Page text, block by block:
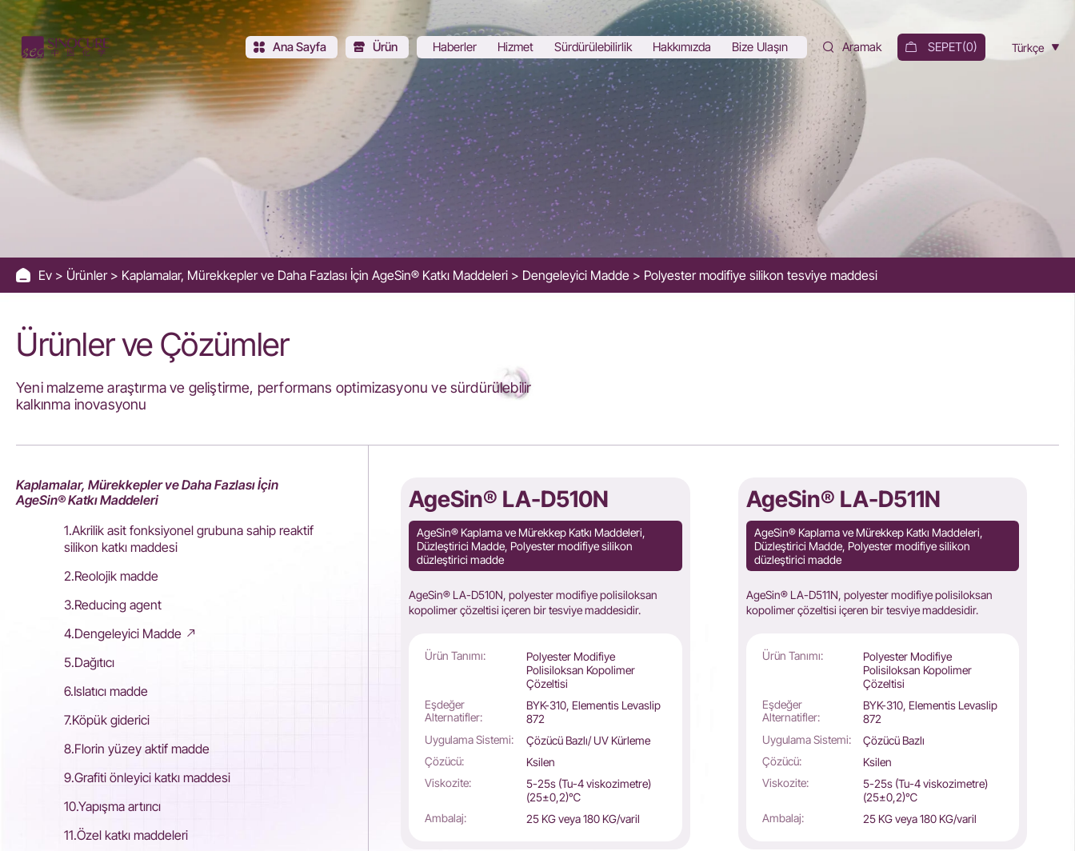
Polyester
modifiye
silikon
tesviye
maddesi
Ana Sayfa Ürün Haberler Hizmet Sürdürülebilirlik Hakkımızda Bize Ulaşın Aramak SEPET(0) Türkçe
Ev Ürünler Kaplamalar, Mürekkepler ve Daha Fazlası İçin AgeSin® Katkı Maddeleri Dengeleyici Madde Polyester modifiye silikon tesviye maddesi
Ürünler ve Çözümler
Yeni malzeme araştırma ve geliştirme, performans optimizasyonu ve sürdürülebilir
kalkınma inovasyonu
Kaplamalar, Mürekkepler ve Daha Fazlası İçin
AgeSin® Katkı Maddeleri
1.Akrilik asit fonksiyonel grubuna sahip reaktif
silikon katkı maddesi
2.Reolojik madde
3.Reducing agent
4.Dengeleyici Madde
5.Dağıtıcı
6.Islatıcı madde
7.Köpük giderici
8.Florin yüzey aktif madde
9.Grafiti önleyici katkı maddesi
10.Yapışma artırıcı
11.Özel katkı maddeleri
AgeSin® LA-D510N
AgeSin® Kaplama ve Mürekkep Katkı Maddeleri,
Düzleştirici Madde, Polyester modifiye silikon
düzleştirici madde
AgeSin® LA-D510N, polyester modifiye polisiloksan
kopolimer çözeltisi içeren bir tesviye maddesidir.
Ürün Tanımı:
Polyester Modifiye
Polisiloksan Kopolimer
Çözeltisi
Eşdeğer
Alternatifler:
BYK-310, Elementis Levaslip
872
Uygulama Sistemi:
Çözücü Bazlı/ UV Kürleme
Çözücü:
Ksilen
Viskozite:
5-25s (Tu-4 viskozimetre)
(25±0,2)℃
Ambalaj:
25 KG veya 180 KG/varil
AgeSin® LA-D511N
AgeSin® Kaplama ve Mürekkep Katkı Maddeleri,
Düzleştirici Madde, Polyester modifiye silikon
düzleştirici madde
AgeSin® LA-D511N, polyester modifiye polisiloksan
kopolimer çözeltisi içeren bir tesviye maddesidir.
Ürün Tanımı:
Polyester Modifiye
Polisiloksan Kopolimer
Çözeltisi
Eşdeğer
Alternatifler:
BYK-310, Elementis Levaslip
872
Uygulama Sistemi:
Çözücü Bazlı
Çözücü:
Ksilen
Viskozite:
5-25s (Tu-4 viskozimetre)
(25±0,2)℃
Ambalaj:
25 KG veya 180 KG/varil